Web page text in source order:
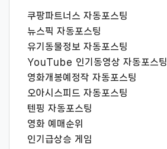
쿠팡파트너스 자동포스팅
뉴스픽 자동포스팅
유기동물정보 자동포스팅
YouTube 인기동영상 자동포스팅
영화개봉예정작 자동포스팅
오아시스피드 자동포스팅
텐핑 자동포스팅
영화 예매순위
인기급상승 게임